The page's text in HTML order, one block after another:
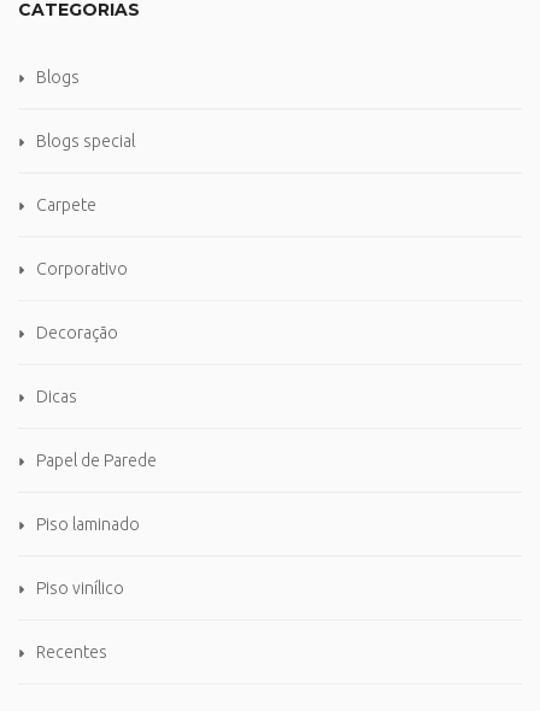
CATEGORIAS
Blogs
Blogs special
Carpete
Corporativo
Decoração
Dicas
Papel de Parede
Piso laminado
Piso vinílico
Recentes